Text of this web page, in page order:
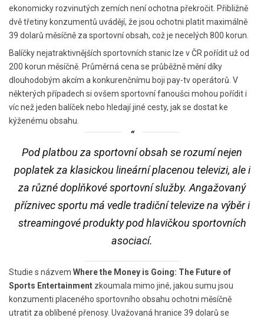
ekonomicky rozvinutých zemích není ochotna překročit. Přibližně
dvě třetiny konzumentů uvádějí, že jsou ochotni platit maximálně
39 dolarů měsíčně za sportovní obsah, což je necelých 800 korun.
Balíčky nejatraktivnějších sportovních stanic lze v ČR pořídit už od
200 korun měsíčně. Průměrná cena se průběžně mění díky
dlouhodobým akcím a konkurenčnímu boji pay-tv operátorů. V
některých případech si ovšem sportovní fanoušci mohou pořídit i
víc než jeden balíček nebo hledají jiné cesty, jak se dostat ke
kýženému obsahu.
Pod platbou za sportovní obsah se rozumí nejen
poplatek za klasickou lineární placenou televizi, ale i
za různé doplňkové sportovní služby. Angažovaný
příznivec sportu má vedle tradiční televize na výběr i
streamingové produkty pod hlavičkou sportovních
asociací.
Studie s názvem Where the Money is Going: The Future of
Sports Entertainment zkoumala mimo jiné, jakou sumu jsou
konzumenti placeného sportovního obsahu ochotni měsíčně
utratit za oblíbené přenosy. Uvažovaná hranice 39 dolarů se